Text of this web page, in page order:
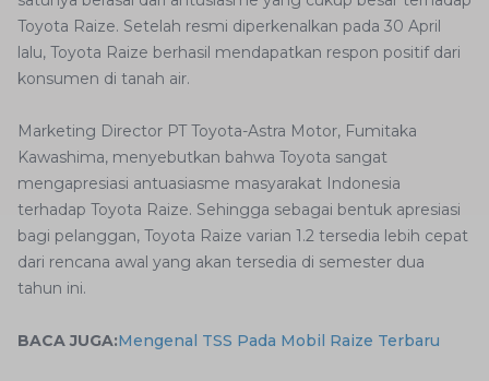
Toyota Raize. Setelah resmi diperkenalkan pada 30 April
lalu, Toyota Raize berhasil mendapatkan respon positif dari
konsumen di tanah air.
Marketing Director PT Toyota-Astra Motor, Fumitaka
Kawashima, menyebutkan bahwa Toyota sangat
mengapresiasi antuasiasme masyarakat Indonesia
terhadap Toyota Raize. Sehingga sebagai bentuk apresiasi
bagi pelanggan, Toyota Raize varian 1.2 tersedia lebih cepat
dari rencana awal yang akan tersedia di semester dua
tahun ini.
BACA JUGA:Mengenal TSS Pada Mobil Raize Terbaru